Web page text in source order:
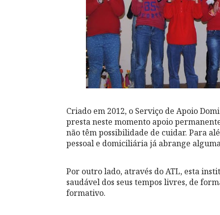
Criado em 2012, o Serviço de Apoio
presta neste momento apoio
não têm possibilidade de cuidar. Para
pessoal e domiciliária já abrange
Por outro lado, através do ATL, esta
saudável dos seus tempos livres, de
formativo.